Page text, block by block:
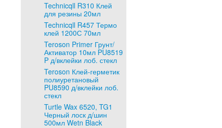
Technicqll R310 Клей
для резины 20мл
Technicqll R457 Термо
клей 1200С 70мл
Teroson Primer Грунт/
Активатор 10мл PU8519
P д/вклейки лоб. стекл
Teroson Клей-герметик
полиуретановый
PU8590 д/вклейки лоб.
стекл
Turtle Wax 6520, TG1
Черный лоск д/шин
500мл Wetn Black